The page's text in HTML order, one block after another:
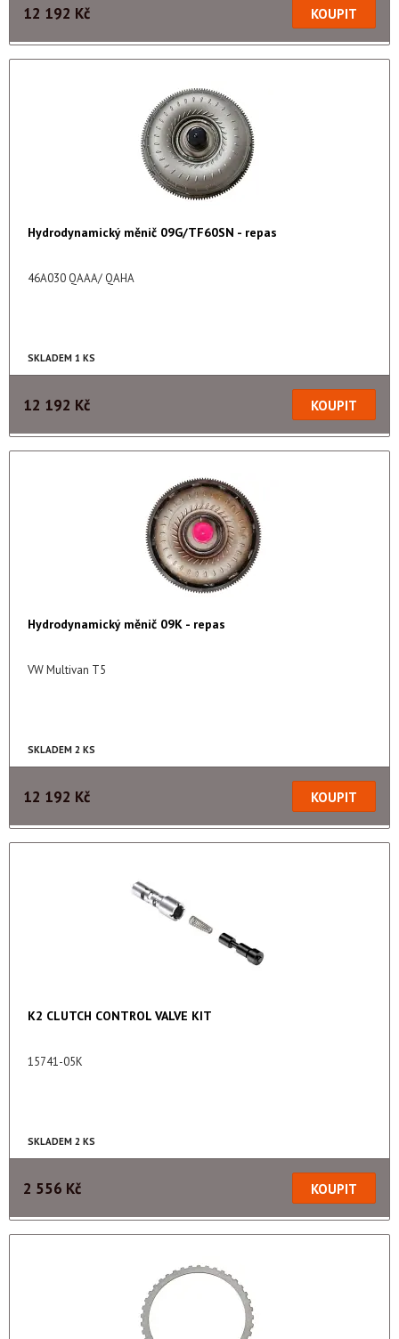
12 192 Kč
Hydrodynamický měnič 09G/TF60SN - repas
46A030 QAAA/ QAHA
SKLADEM 1 KS
12 192 Kč
Hydrodynamický měnič 09K - repas
VW Multivan T5
SKLADEM 2 KS
12 192 Kč
K2 CLUTCH CONTROL VALVE KIT
15741-05K
SKLADEM 2 KS
2 556 Kč